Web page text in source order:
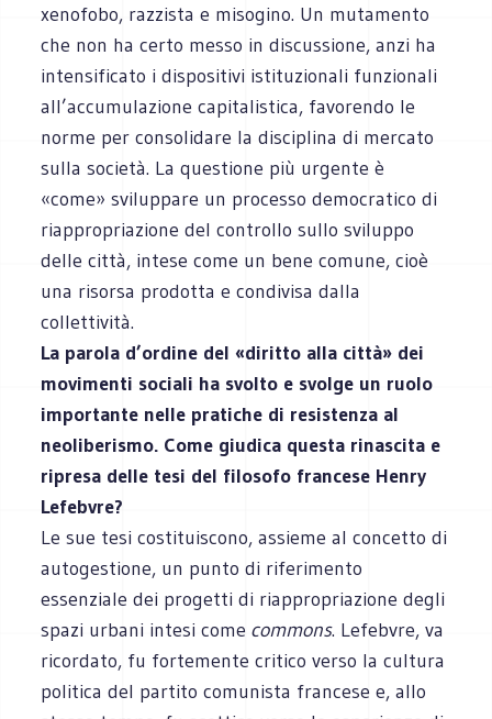
xenofobo, razzista e misogino. Un mutamento
che non ha certo messo in discussione, anzi ha
intensificato i dispositivi istituzionali funzionali
all’accumulazione capitalistica, favorendo le
norme per consolidare la disciplina di mercato
sulla società. La questione più urgente è
«come» sviluppare un processo democratico di
riappropriazione del controllo sullo sviluppo
delle città, intese come un bene comune, cioè
una risorsa prodotta e condivisa dalla
collettività.
La parola d’ordine del «diritto alla città» dei
movimenti sociali ha svolto e svolge un ruolo
importante nelle pratiche di resistenza al
neoliberismo. Come giudica questa rinascita e
ripresa delle tesi del filosofo francese Henry
Lefebvre?
Le sue tesi costituiscono, assieme al concetto di
autogestione, un punto di riferimento
essenziale dei progetti di riappropriazione degli
spazi urbani intesi come commons. Lefebvre, va
ricordato, fu fortemente critico verso la cultura
politica del partito comunista francese e, allo